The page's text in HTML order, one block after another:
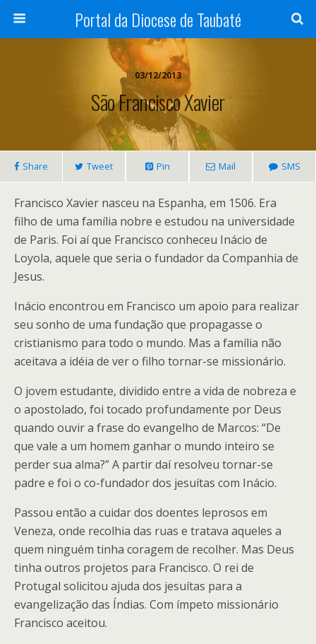
Portal da Diocese de Taubaté
03/12/2013
São Francisco Xavier
Share Tweet Pin Mail SMS
Francisco Xavier nasceu na Espanha, em 1506. Era
filho de uma família nobre e estudou na universidade
de Paris. Foi aí que Francisco conheceu Inácio de
Loyola, aquele que seria o fundador da Companhia de
Jesus.
Inácio encontrou em Francisco um apoio para realizar
seu sonho de uma fundação que propagasse o
cristianismo para todo o mundo. Mas a família não
aceitava a idéia de ver o filho tornar-se missionário.
O jovem estudante, dividido entre a vida de nobreza e
o apostolado, foi tocado profundamente por Deus
quando ouvir a frase do evangelho de Marcos: “De
que vale a um homem ganhar o mundo inteiro se
perder sua alma?” A partir daí resolveu tornar-se
padre e foi o co-fundador dos jesuítas com Inácio.
Passou então a cuidar dos doentes leprosos em
Veneza, onde recolhia das ruas e tratava aqueles a
quem ninguém tinha coragem de recolher. Mas Deus
tinha outros projetos para Francisco. O rei de
Protugal solicitou ajuda dos jesuítas para a
evangelização das Índias. Com ímpeto missionário
Francisco aceitou.